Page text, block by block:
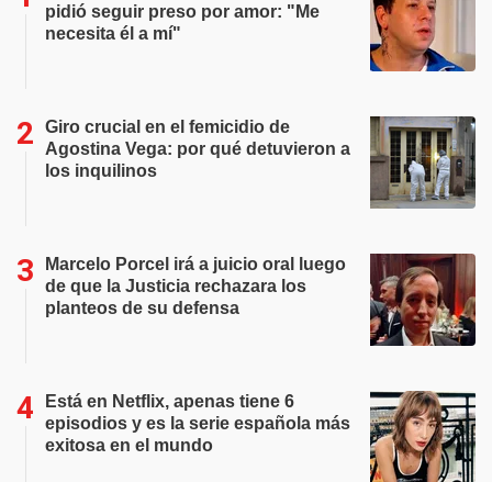
pidió seguir preso por amor: "Me
necesita él a mí"
Giro crucial en el femicidio de
Agostina Vega: por qué detuvieron a
los inquilinos
Marcelo Porcel irá a juicio oral luego
de que la Justicia rechazara los
planteos de su defensa
Está en Netflix, apenas tiene 6
episodios y es la serie española más
exitosa en el mundo